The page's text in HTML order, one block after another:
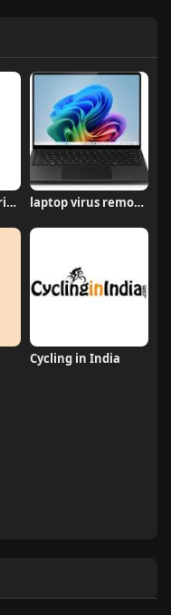
Chocolate Emporium laptop virus removal london
Cycling in India